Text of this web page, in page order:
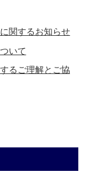
関するお知らせ
いて
るご理解とご協